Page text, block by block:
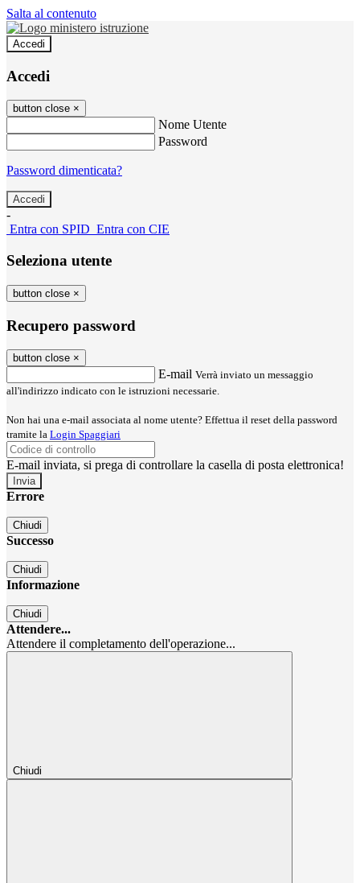
Salta al contenuto
Accedi
Accedi
button close ×
Nome Utente
Password
Password dimenticata?
-
Entra con SPID Entra con CIE
Seleziona utente
button close ×
Recupero password
button close ×
E-mail Verrà inviato un messaggio
all'indirizzo indicato con le istruzioni necessarie.
Non hai una e-mail associata al nome utente? Effettua il reset della password
tramite la Login Spaggiari
E-mail inviata, si prega di controllare la casella di posta elettronica!
Errore
Chiudi
Successo
Chiudi
Informazione
Chiudi
Attendere...
Attendere il completamento dell'operazione...
Chiudi